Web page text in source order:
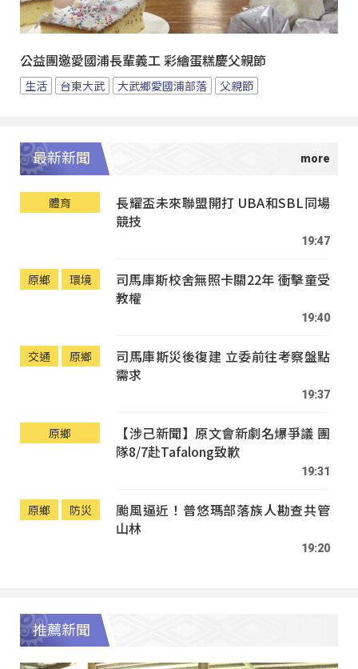
公益團邀愛國浦長輩義工 彩繪蛋糕慶父親節
生活 台東大武 大武鄉愛國浦部落 父親節
最新新聞
體育
長耀盃未來聯盟開打 UBA和SBL同場
競技
19:47
原鄉 環境
司馬庫斯校舍無照卡關22年 衝擊童受
教權
19:40
交通 原鄉
司馬庫斯災後復建 立委前往考察盤點
需求
19:37
原鄉
【涉己新聞】原文會新劇名爆爭議 團
隊8/7赴Tafalong致歉
19:31
原鄉 防災
颱風逼近！普悠瑪部落族人勘查共管
山林
19:20
推薦新聞